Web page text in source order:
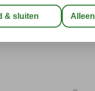
Hotel
-Appartement